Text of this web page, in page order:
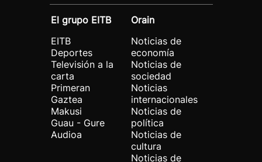
El grupo EITB
EITB
Deportes
Televisión a la
carta
Primeran
Gaztea
Makusi
Guau - Gure
Audioa
Orain
Noticias de
economía
Noticias de
sociedad
Noticias
internacionales
Noticias de
política
Noticias de
cultura
Noticias de